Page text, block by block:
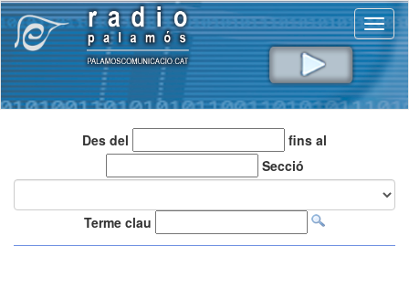
Des del
fins al
Secció
Terme clau